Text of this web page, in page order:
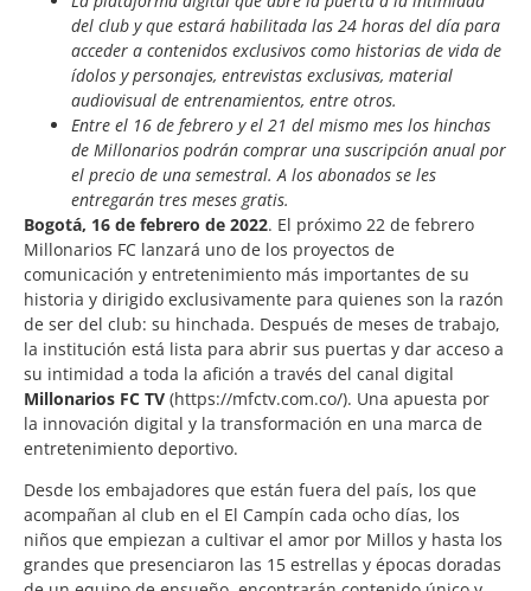
del club y que estará habilitada las 24 horas del día para
acceder a contenidos exclusivos como historias de vida de
ídolos y personajes, entrevistas exclusivas, material
audiovisual de entrenamientos, entre otros.
Entre el 16 de febrero y el 21 del mismo mes los hinchas
de Millonarios podrán comprar una suscripción anual por
el precio de una semestral. A los abonados se les
entregarán tres meses gratis.
Bogotá, 16 de febrero de 2022. El próximo 22 de febrero
Millonarios FC lanzará uno de los proyectos de
comunicación y entretenimiento más importantes de su
historia y dirigido exclusivamente para quienes son la razón
de ser del club: su hinchada. Después de meses de trabajo,
la institución está lista para abrir sus puertas y dar acceso a
su intimidad a toda la afición a través del canal digital
Millonarios FC TV (https://mfctv.com.co/). Una apuesta por
la innovación digital y la transformación en una marca de
entretenimiento deportivo.
Desde los embajadores que están fuera del país, los que
acompañan al club en el El Campín cada ocho días, los
niños que empiezan a cultivar el amor por Millos y hasta los
grandes que presenciaron las 15 estrellas y épocas doradas